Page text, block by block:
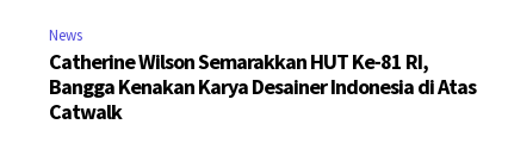
News
Catherine Wilson Semarakkan HUT Ke-81 RI,
Bangga Kenakan Karya Desainer Indonesia di Atas
Catwalk